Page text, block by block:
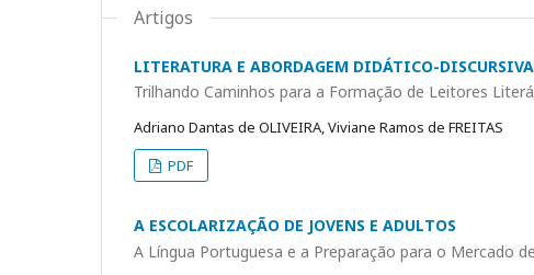
Artigos
LITERATURA E ABORDAGEM DIDÁTICO-DISCURSIVA
Trilhando Caminhos para a Formação de Leitores
Adriano Dantas de OLIVEIRA, Viviane Ramos de FREITAS
PDF
A ESCOLARIZAÇÃO DE JOVENS E ADULTOS
A Língua Portuguesa e a Preparação para o Mercado